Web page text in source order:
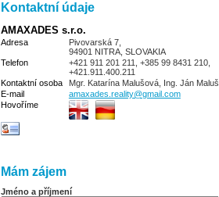
Kontaktní údaje
AMAXADES s.r.o.
Adresa
Pivovarská 7,
94901 NITRA, SLOVAKIA
Telefon
+421 911 201 211, +385 99 8431 210,
+421.911.400.211
Kontaktní osoba
Mgr. Katarína Malušová, Ing. Ján Maluš
E-mail
amaxades.reality@gmail.com
Hovoříme
Mám zájem
Jméno a příjmení